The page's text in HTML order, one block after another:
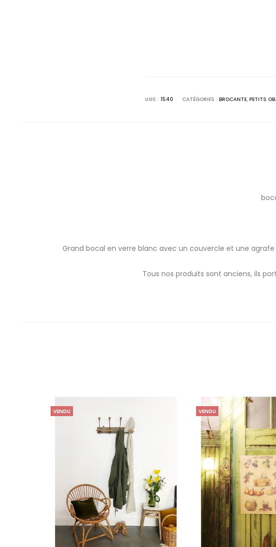
UGS : 1540 CATÉGORIES : BROCANTE, PETITS
Grand bocal en verre blanc avec un couvercle et une
Tous nos produits sont anciens, ils
VENDU VENDU